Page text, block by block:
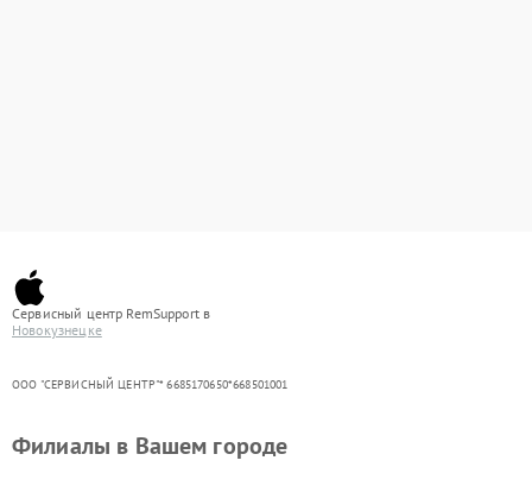
Сервисный центр RemSupport в
Новокузнецке
ООО "СЕРВИСНЫЙ ЦЕНТР"* 6685170650*668501001
Филиалы в Вашем городе